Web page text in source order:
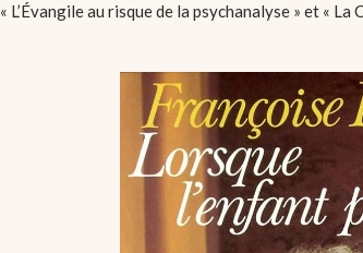
« L’Évangile au risque de la psychanalyse » et « La